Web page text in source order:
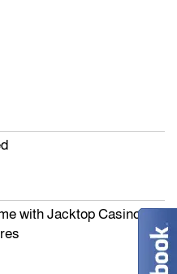
with Jacktop Casino’s